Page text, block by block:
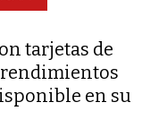
tarjetas de
en su